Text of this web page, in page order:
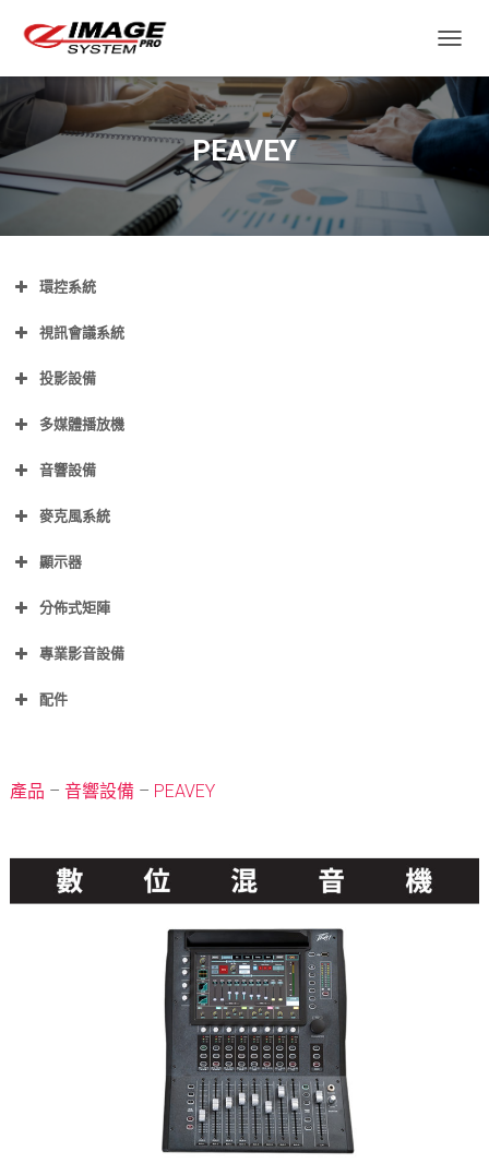
PEAVEY
環控系統
視訊會議系統
投影設備
多媒體播放機
音響設備
麥克風系統
顯示器
分佈式矩陣
專業影音設備
配件
產品 – 音響設備 – PEAVEY